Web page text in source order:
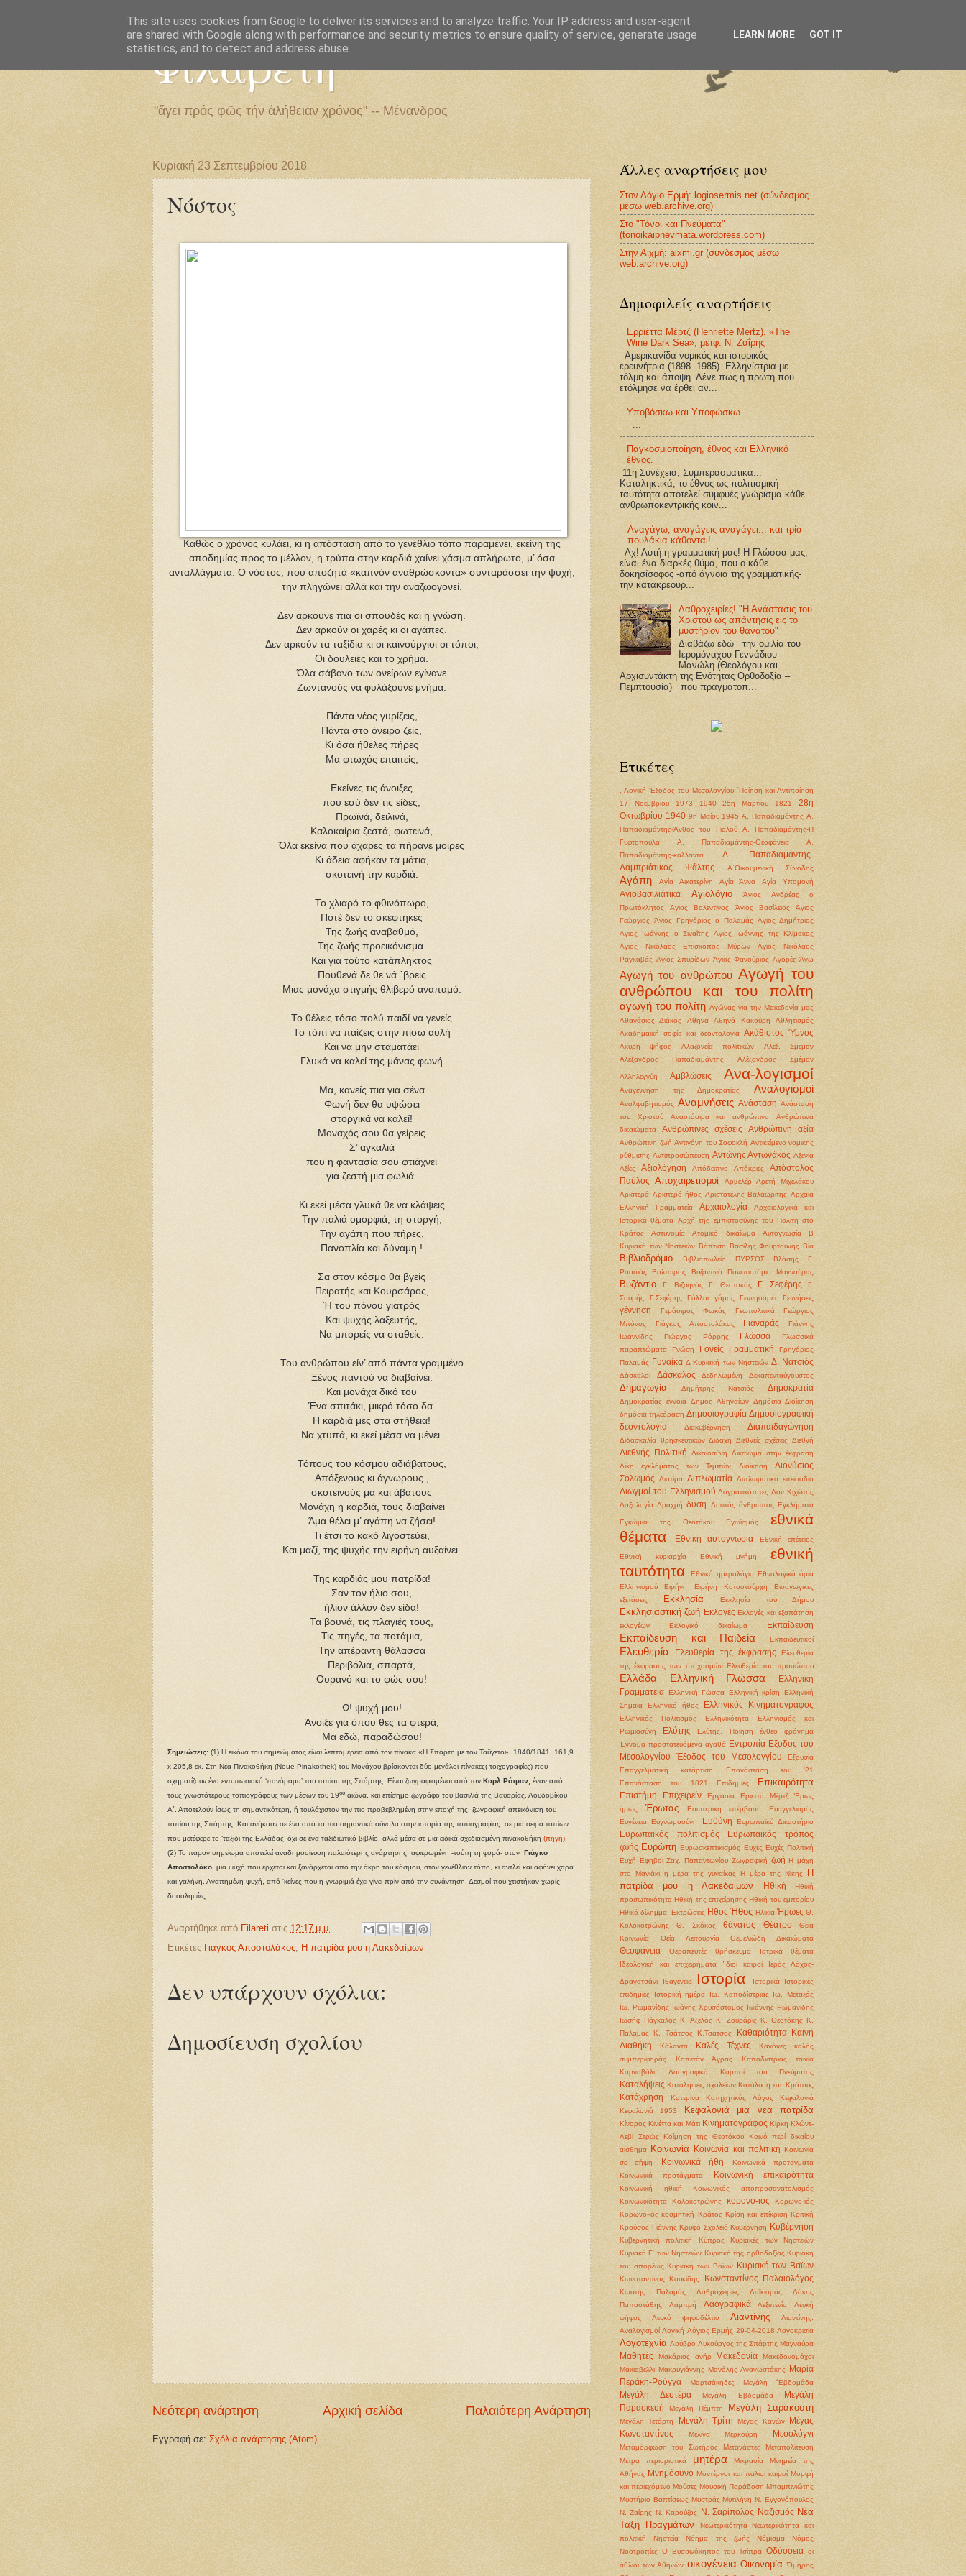
Φιλαρέτη
"ἄγει πρός φῶς τήν ἀλήθειαν χρόνος" -- Μένανδρος
Κυριακή 23 Σεπτεμβρίου 2018
Νόστος
Καθώς ο χρόνος κυλάει, κι η απόσταση από το γενέθλιο τόπο παραμένει, εκείνη της
αποδημίας προς το μέλλον, η τρύπα στην καρδιά χαίνει χάσμα απλήρωτο, μ’ όσα
ανταλλάγματα. Ο νόστος, που αποζητά «καπνόν αναθρώσκοντα» συνταράσσει την ψυχή,
την πληγώνει αλλά και την αναζωογονεί.
Δεν αρκούνε πια οι σπουδές και η γνώση.
Δεν αρκούν οι χαρές κι οι αγάπες.
Δεν αρκούν τα ταξίδια κι οι καινούργιοι οι τόποι,
Οι δουλειές και το χρήμα.
Όλα σάβανο των ονείρων εγίνανε
Ζωντανούς να φυλάξουνε μνήμα.
Πάντα νέος γυρίζεις,
Πάντα στο όνειρο ζείς,
Κι όσα ήθελες πήρες
Μα φτωχός επαιτείς,
Εκείνες τις άνοιξες
που εσύ δεν τις είδες,
Πρωϊνά, δειλινά,
Καλοκαίρια ζεστά, φωτεινά,
Όλα εκείνα που άχαρες τα πήρανε μοίρες
Κι άδεια αφήκαν τα μάτια,
σκοτεινή την καρδιά.
Το χλιαρό το φθινόπωρο,
Ποτέ δεν το σκέφτηκες
Της ζωής αναβαθμό,
Της ζωής προεικόνισμα.
Και για τούτο κατάπληκτος
Πουθενά δε θε νά ΄βρεις
Μιας μονάχα στιγμής θλιβερό αναπαμό.
Το θέλεις τόσο πολύ παιδί να γενείς
Το τόπι να παίζεις στην πίσω αυλή
Και να μην σταματάει
Γλυκά να καλεί της μάνας φωνή
Μα, κανείς πια για σένα
Φωνή δεν θα υψώσει
στοργικά να καλεί!
Μοναχός σου θα γείρεις
Σ’ αγκαλιά
που η φαντασία σου φτιάχνει
για ζεστή μια φωλιά.
Κι εκεί μέσα γλυκά θε να κλάψεις
Την παλιά ομορφιά, τη στοργή,
Την αγάπη που πήρες,
Πανοπλία και δύναμη !
Σα στον κόσμο θα βγείς
Πειρατής και Κουρσάρος,
Ή του πόνου γιατρός
Και ψυχής λαξευτής,
Να μπορείς να σταθείς.
Του ανθρώπου είν’ από πάντα γραμμένο
Ξένος παντού να διαβαίνει.
Και μονάχα δικό του
Ένα σπιτάκι, μικρό τόσο δα.
Η καρδιά μες στα στήθεια!
Να χτυπά, κι εκεί μέσα να μένει.
Τόπους του κόσμου αδιάβατους,
Απόξενους κι άγνωρους ,
σκοτεινούς μα και άβατους
Μονάχη η καρδιά, τους διαβαίνει
Άμα θέλει μ’ αγάπη να ζήσει!
Τι έτσι το κακό λιγοστεύει,
Και μαζί, της ψυχής την ειρήνη αυξαίνει.
Της καρδιάς μου πατρίδα!
Σαν τον ήλιο σου,
ήλιον άλλον δεν είδα!
Τα βουνά, τις πλαγιές τους,
Τις πηγές, τα ποτάμια,
Την απέραντη θάλασσα
Περιβόλια, σπαρτά,
Ουρανό και το φώς σου!
Ω! ψυχή μου!
Άνοιξε για όπου θες τα φτερά,
Μα εδώ, παραδώσου!
Σημειώσεις: (1) Η εικόνα του σημειώματος είναι λεπτομέρεια από τον πίνακα «Η Σπάρτη με τον Ταΰγετο», 1840/1841, 161,9
x 205,8 εκ. Στη Νέα Πινακοθήκη (Neue Pinakothek) του Μονάχου βρίσκονται δύο μεγάλοι πίνακες(-τοιχογραφίες) που
σχηματίζουν ένα εντυπωσιακό ‘πανόραμα’ του τοπίου της Σπάρτης. Είναι ζωγραφισμένοι από τον Καρλ Ρότμαν, έναν από
τους γνωστότερους τοπιογράφους των μέσων του 19ου αιώνα, και επίσημο ζωγράφο του βασιλιά της Βαυαρίας, Λουδοβίκου
Α΄. Αποτελούν ίσως τη σημαντικότερη, ή τουλάχιστον την πιο προβεβλημένη στην εποχή της, ζωγραφική απεικόνιση του
τοπίου της Σπάρτης. Και ανήκουν σε ένα από τα πιο σημαντικά σύνολα στην ιστορία της τοπιογραφίας: σε μια σειρά τοπίων
που μετέφερε το ‘ταξίδι της Ελλάδας’ όχι σε ένα ταξιδιωτικό βιβλίο, αλλά μέσα σε μια ειδικά σχεδιασμένη πινακοθήκη (πηγή).
(2) Το παρον σημείωμα αποτελεί αναδημοσίευση παλαιότερης ανάρτησης, αφιερωμένη -τούτη τη φορά- στον Γιάγκο
Αποστολάκο , μια ψυχή που έρχεται και ξανάρχεται από την άκρη του κόσμου, στον γενέθλιον τόπο, κι αντλεί και αφήνει χαρά
και γαλήνη. Αγαπημένη ψυχή, από 'κείνες που η γνωριμιά έχει γίνει πρίν από την συνάντηση. Δεσμοί που χτιστήκαν χωρίς
δοσοληψίες.
Αναρτήθηκε από Filareti στις 12:17 μ.μ.
Ετικέτες Γιάγκος Αποστολάκος Η πατρίδα μου η Λακεδαίμων
Δεν υπάρχουν σχόλια:
Δημοσίευση σχολίου
Νεότερη ανάρτηση Παλαιότερη Ανάρτηση
Αρχική σελίδα
Εγγραφή σε: Σχόλια ανάρτησης (Atom)
Άλλες αναρτήσεις μου
Στον Λόγιο Ερμή: logiosermis.net (σύνδεσμος
μέσω web.archive.org)
Στο "Τόνοι και Πνεύματα"
(tonoikaipnevmata.wordpress.com)
Στην Αιχμή: aixmi.gr (σύνδεσμος μέσω
web.archive.org)
Δημοφιλείς αναρτήσεις
Ερριέττα Μέρτζ (Henriette Mertz). «The
Wine Dark Sea», μετφ. Ν. Ζαΐρης
Αμερικανίδα νομικός και ιστορικός
ερευνήτρια (1898 -1985). Ελληνίστρια με
τόλμη και άποψη. Λένε πως η πρώτη που
ετόλμησε να έρθει αν...
Υποβόσκω και Υποφώσκω
...
Παγκοσμιοποίηση, έθνος και Ελληνικό
έθνος.
11η Συνέχεια, Συμπερασματικά...
Καταληκτικά, το έθνος ως πολιτισμική
ταυτότητα αποτελεί συμφυές γνώρισμα κάθε
ανθρωποκεντρικής κοιν...
Αναγάγω, αναγάγεις αναγάγει... και τρία
πουλάκια κάθονται!
Αχ! Αυτή η γραμματική μας! Η Γλώσσα μας,
είναι ένα διαρκές θύμα, που ο κάθε
δοκησίσοφος -από άγνοια της γραμματικής-
την κατακρεουρ...
Λαθροχειρίες! "Η Ανάστασις του
Χριστού ως απάντησις εις το
μυστήριον του θανάτου"
Διαβάζω εδώ την ομιλία του
Ιερομόναχου Γεννάδιου
Μανώλη (Θεολόγου και
Αρχισυντάκτη της Ενότητας Ορθοδοξία –
Πεμπτουσία) που πραγματοπ...
Ετικέτες
. Λογική 'Εξοδος του Μεσολογγίου ΄Ποίηση και Αντιποίηση
17 Νοεμβρίου 1973
1940 25η Μαρτίου 1821
28η
Οκτωβρίου 1940 9η Μαίου 1945 Α. Παπαδιαμάντης Α.
Παπαδιαμάντης-Άνθος του Γιαλού
Α. Παπαδιαμάντης-Η
Γυφτοπούλα
Α. Παπαδιαμάντης-Θεοφάνεια
Α.
Παπαδιαμάντης-κάλλαντα
Α. Παπαδιαμάντης-
Λαμπριάτικος Ψάλτης
Α΄Οικουμενική Σύνοδος
Αγάπη Αγία Αικατερίνη Αγία Άννα Αγία Υπομονή
Αγιοβασιλιάτικα Αγιολόγιο
Άγιος Ανδρέας ο
Πρωτόκλητος
Αγιος Βαλεντίνος Άγιος Βασίλειος
Άγιος
Γεώργιος
Άγιος Γρηγόριος ο Παλαμάς Αγιος Δημήτριος
Αγιος Ιωάννης ο Σιναΐτης
Αγιος Ιωάννης της Κλίμακος
Άγιος Νικόλαος Επίσκοπος Μύρων
Αγιος Νικόλαος
Ραγκαβάς Αγιος Σπυρίδων Άγιος Φανούριος Αγορές Άγω
Αγωγή του ανθρώπου Αγωγή του
ανθρώπου και του πολίτη
αγωγή του πολίτη Αγώνας για την Μακεδονία μας
Αθανάσιος Διάκος
Αθήνα Αθηνά Κακούρη
Αθλητισμός
Ακαδημαϊκή σοφία και δεοντολογία Ακάθιστος Ύμνος
Ακυρη ψήφος Αλαζονεία πολιτικών
Αλεξ. Σμεμαν
Αλέξανδρος Παπαδιαμάντης
Αλέξανδρος Σμέμαν
Αλληλεγγύη Αμβλώσεις Ανα-λογισμοί
Αναγέννηση της Δημοκρατίας Αναλογισμοί
Αναλφαβητισμός Αναμνήσεις Ανάσταση Ανάσταση
του Χριστού
Αναστάσιμα και ανθρώπινα
Ανθρώπινα
δικαιώματα
Ανθρώπινες σχέσεις Ανθρώπινη αξία
Ανθρώπινη ζωή Αντιγόνη του Σοφοκλή Αντικείμενο νομικης
ρύθμισης Αντιπροσώπευση Αντώνης Αντωνάκος Αξενία
Αξίες
Αξιολόγηση Απόδειπνο Απόκριες
Απόστολος
Παύλος Αποχαιρετισμοί Αρβελέρ
Αρετή Μιχελάκου
Αριστερά Αριστερό ήθος Αριστοτέλης Βαλαωρίτης Αρχαία
Ελληνική Γραμματεία
Αρχαιολογία
Αρχαιολογικά και
Ιστορικά θέματα Αρχή της εμπιστοσύνης του Πολίτη στο
Κράτος
Αστυνομία Ατομικό δικαίωμα Αυτογνωσία
Β
Κυριακή των Νηστειών Βάπτιση Βασίλης Φουρτούνης Βία
Βιβλιοδρόμιο Βιβλιοπωλείο ΠΥΡΣΟΣ
Βλάσης Γ.
Ρασσιάς
Βολταίρος Βυζαντινό Πανεπιστήμιο Μαγναύρας
Βυζάντιο Γ. Βιζυηνός Γ. Θεοτοκάς Γ. Σεφέρης
Γ.
Σουρής
Γ.Σεφέρης Γάλλοι γάμος Γεννησαρέτ Γεννήσεις
γέννηση Γεράσιμος Φωκάς Γεωπολιτικά
Γεώργιος
Μπόνος
Γιάγκος Αποστολάκος Γιαναράς
Γιάννης
Ιωαννίδης
Γιώργος Ρόρρης Γλώσσα
Γλωσσικά
παραπτώματα
Γνώση Γονείς Γραμματική
Γρηγόριος
Παλαμάς Γυναίκα Δ Κυριακή των Νηστειών Δ. Νατσιός
Δάσκαλοι Δάσκαλος Δεδηλωμένη Δεκαπενταύγουστος
Δημαγωγία Δημήτρης Νατσιός Δημοκρατία
Δημοκρατίας έννοια Δημος Αθηναίων Δημόσια Διοίκηση
δημόσια τηλεόραση Δημοσιογραφία Δημοσιογραφική
δεοντολογία
Διακυβέρνηση Διαπαιδαγώγηση
Διδασκαλία θρησκευτικών Διδαχή Διεθνείς σχέσεις Διεθνή
Διεθνής Πολιτική Δικαιοσύνη
Δικαίωμα στην έκφραση
Δίκη εγκλήματος των Τεμπών
Διοίκηση
Διονύσιος
Σολωμός Διοτίμα Διπλωματία Διπλωματικό επεισόδιο
Διωγμοί του Ελληνισμού Δογματικότητες Δον Κιχώτης
Δοξολογία Δραχμή δύση Δυτικός άνθρωπος Εγκλήματα
Εγκώμια της Θεοτόκου Εγωϊσμός
εθνικά
θέματα
Εθνική αυτογνωσία Εθνική επέτειος
Εθνική κυριαρχία Εθνική μνήμη
εθνική
ταυτότητα
Εθνικό ημερολόγιο Εθνολογικά όρια
Ελληνισμού
Ειρήνη Ειρήνη Κοτσοτούρχη
Εισαγωγικές
εξετάσεις
Εκκλησία Εκκλησία του Δήμου
Εκκλησιαστική ζωή Εκλογές Εκλογές και εξαπάτηση
εκλογέων
Εκλογικό δικαίωμα Εκπαίδευση
Εκπαίδευση και Παιδεία Εκπαιδευτικοί
Ελευθερία Ελευθερία της έκφρασης
Ελευθερία
της έκφρασης των στοχασμών Ελευθερία του προσώπου
Ελλάδα Ελληνική Γλώσσα
Ελληνική
Γραμματεία Ελληνική Γώσσα Ελληνική κρίση
Ελληνική
Σημαία
Ελληνικό ήθος Ελληνικός Κινηματογράφος
Ελληνικός Πολιτισμός Ελληνικότητα
Ελληνισμός και
Ρωμιοσύνη
Ελύτης Ελύτης. Ποίηση
ένθεο φρόνημα
Έννομα προστατευόμενα αγαθά Εντροπία Εξοδος του
Μεσολογγίου
Έξοδος του Μεσολογγίου
Εξουσία
Επαγγελματική κατάρτιση
Επανάσταση του '21
Επανάσταση του 1821
Επιδημίες Επικαιρότητα
Επιστήμη Επιχειρείν Εργασία Εριέττα Μέρτζ
Έρως
ήρως
Έρωτας Εσωτερική επέμβαση
Ευαγγελισμός
Ευγένεια Ευγνωμοσύνη Ευθύνη Ευρωπαϊκό Δικαστήριο
Ευρωπαϊκός πολιτισμός
Ευρωπαϊκός τρόπος
ζωής Ευρώπη Ευρωσκεπτικισμός Ευχές Ευχές Πολιτική
Ευχή Εφηβοι Ζαχ. Παπαντωνίου Ζωγραφική ζωή Η μάχη
στο Μανιάκι η μέρα της γυναίκας Η μέρα της Νίκης
Η
πατρίδα μου η Λακεδαίμων
Ηθική
Ηθική
προσωπικότητα Ηθική της επιχείρησης Ηθική του εμπορίου
Ηθικό δίλημμα. Εκτρώσεις Ηθος Ήθος Ηλικία Ήρωες Θ.
Κολοκοτρώνης
Θ. Σκόκος θάνατος Θέατρο
Θεία
Κοινωνία
Θεία Λειτουργία Θεμελιώδη Δικαιώματα
Θεοφάνεια Θεραπευτές θρήσκευμα
Ιατρικά θέματα
Ιδεολογική και επιχειρήματα
Ίδιοι καιροί Ιερός Λόχος-
Δραγατσάνι Ιθαγένεια Ιστορία Ιστορικά
Ιστορικές
επιδημίες
Ιστορική ημέρα Ιω. Καποδίστριας
Ιω. Μεταξάς
Ιω. Ρωμανίδης Ιωάνης Χρυσόστομος Ιωάννης Ρωμανίδης
Ιωσήφ Πάγκαλος Κ. Αξελός Κ. Ζουράρις Κ. Θεοτόκης Κ.
Παλαμάς Κ. Τσάτσος Κ.Τσάτσος Καθαριότητα
Καινή
Διαθήκη
Κάλαντα Καλές Τέχνες
Κανόνες καλής
συμπεριφοράς
Καπετάν Άγρας
Καποδιστριας ταινία
Καρναβάλι. Λαογραφικά
Καρποί του Πνεύματος
Καταλήψεις Καταλήψεις σχολείων Κατάλυση του Κράτους
Κατάχρηση Κατερίνα Κατηχητικός Λόγος
Κεφαλονιά
Κεφαλονιά 1953
Κεφαλονιά μια νεα πατρίδα
Κίναρος Κινέττα και Μάτι Κινηματογράφος Κίρκη Κλώντ-
Λεβί Στρώς
Κοίμηση της Θεοτόκου
Κοινό περί δικαίου
αίσθημα
Κοινωνία Κοινωνία και πολιτική Κοινωνία
σε σήψη
Κοινωνικά ήθη
Κοινωνικά προταγματα
Κοινωνικά προτάγματα
Κοινωνική επικαιρότητα
Κοινωνική ηθική
Κοινωνικός αποπροσανατολισμός
Κοινωνικότητα
Κολοκοτρώνης κορονο-ιός
Κορωνο-ιός
Κορωνο-ϊός κοσμητική Κράτος Κρίση και επίκριση Κριτική
Κρούσος Γιάννης Κρυφό Σχολειό Κυβερνηση Κυβέρνηση
Κυβερνητική πολιτική Κύπρος
Κυριακές των Νηστειών
Κυριακή Γ' των Νηστειών Κυριακή της ορθοδοξίας Κυριακή
του σπορέως Κυριακή των Βαίων Κυριακή των Βαϊων
Κωνσταντίνος Κουκίδης Κωνσταντίνος Παλαιολόγος
Κωστής Παλαμάς Λαθροχειρίες Λαϊκισμός
Λάκης
Παπαστάθης
Λαμπρή Λαογραφικά Λεξιπενία
Λευκή
ψήφος
Λευκό ψηφοδέλτιο Λιαντίνης
Λιαντίνης.
Αναλογισμοί Λογική Λόγιος Ερμής 29-04-2018 Λογοκρισία
Λογοτεχνία Λούβρο Λυκούργος της Σπάρτης Μαγναύρα
Μαθητές Μακάριος ανήρ Μακεδονία
Μακεδονομάχοι
Μακιαβέλλι Μακρυγιάννης Μανόλης Αναγωστάκης
Μαρία
Περάκη-Ρούγγα
Μαρτσάκηδες Μεγάλη ΅Εβδομάδα
Μεγάλη Δευτέρα Μεγάλη Εβδομάδα
Μεγάλη
Παρασκευή
Μεγάλη Πέμπτη Μεγάλη Σαρακοστή
Μεγάλη Τετάρτη Μεγάλη Τρίτη Μέγας Κανών
Μέγας
Κωνσταντίνος
Μελίνα Μερκούρη Μεσολόγγι
Μεταμόρφωση του Σωτήρος Μετανάστες
Μεταπολίτευση
Μέτρα περιοριστικά
μητέρα Μικρασία
Μνημεία της
Αθήνας Μνημόσυνο Μοντέρνοι και παλιοί καιροί Μορφή
και περιεχόμενο Μούσες Μουσική Παράδοση Μπαμπινιώτης
Μυστήριο Βαπτίσεως Μυστράς Μυτιλήνη Ν. Εγγονόπουλος
Ν. Ζαΐρης Ν. Καρούζος Ν. Σαρίπολος Ναζισμός Νέα
Τάξη Πραγμάτων
Νεωτερικότητα
Νεωτερικότητα και
πολιτική
Νηστεία Νόημα της ζωής Νόμισμα
Νόμος
Νοοτροπίες Ο Βυσσινόκηπος του Τσίπρα Οδύσσεια οι
άθλιοι των Αθηνών οικογένεια Οικονομία
Όμηρος
This site uses cookies from Google to deliver its services and to analyze traffic. Your IP address and user-agent
are shared with Google along with performance and security metrics to ensure quality of service, generate usage
statistics, and to detect and address abuse.
LEARN MORE GOT IT